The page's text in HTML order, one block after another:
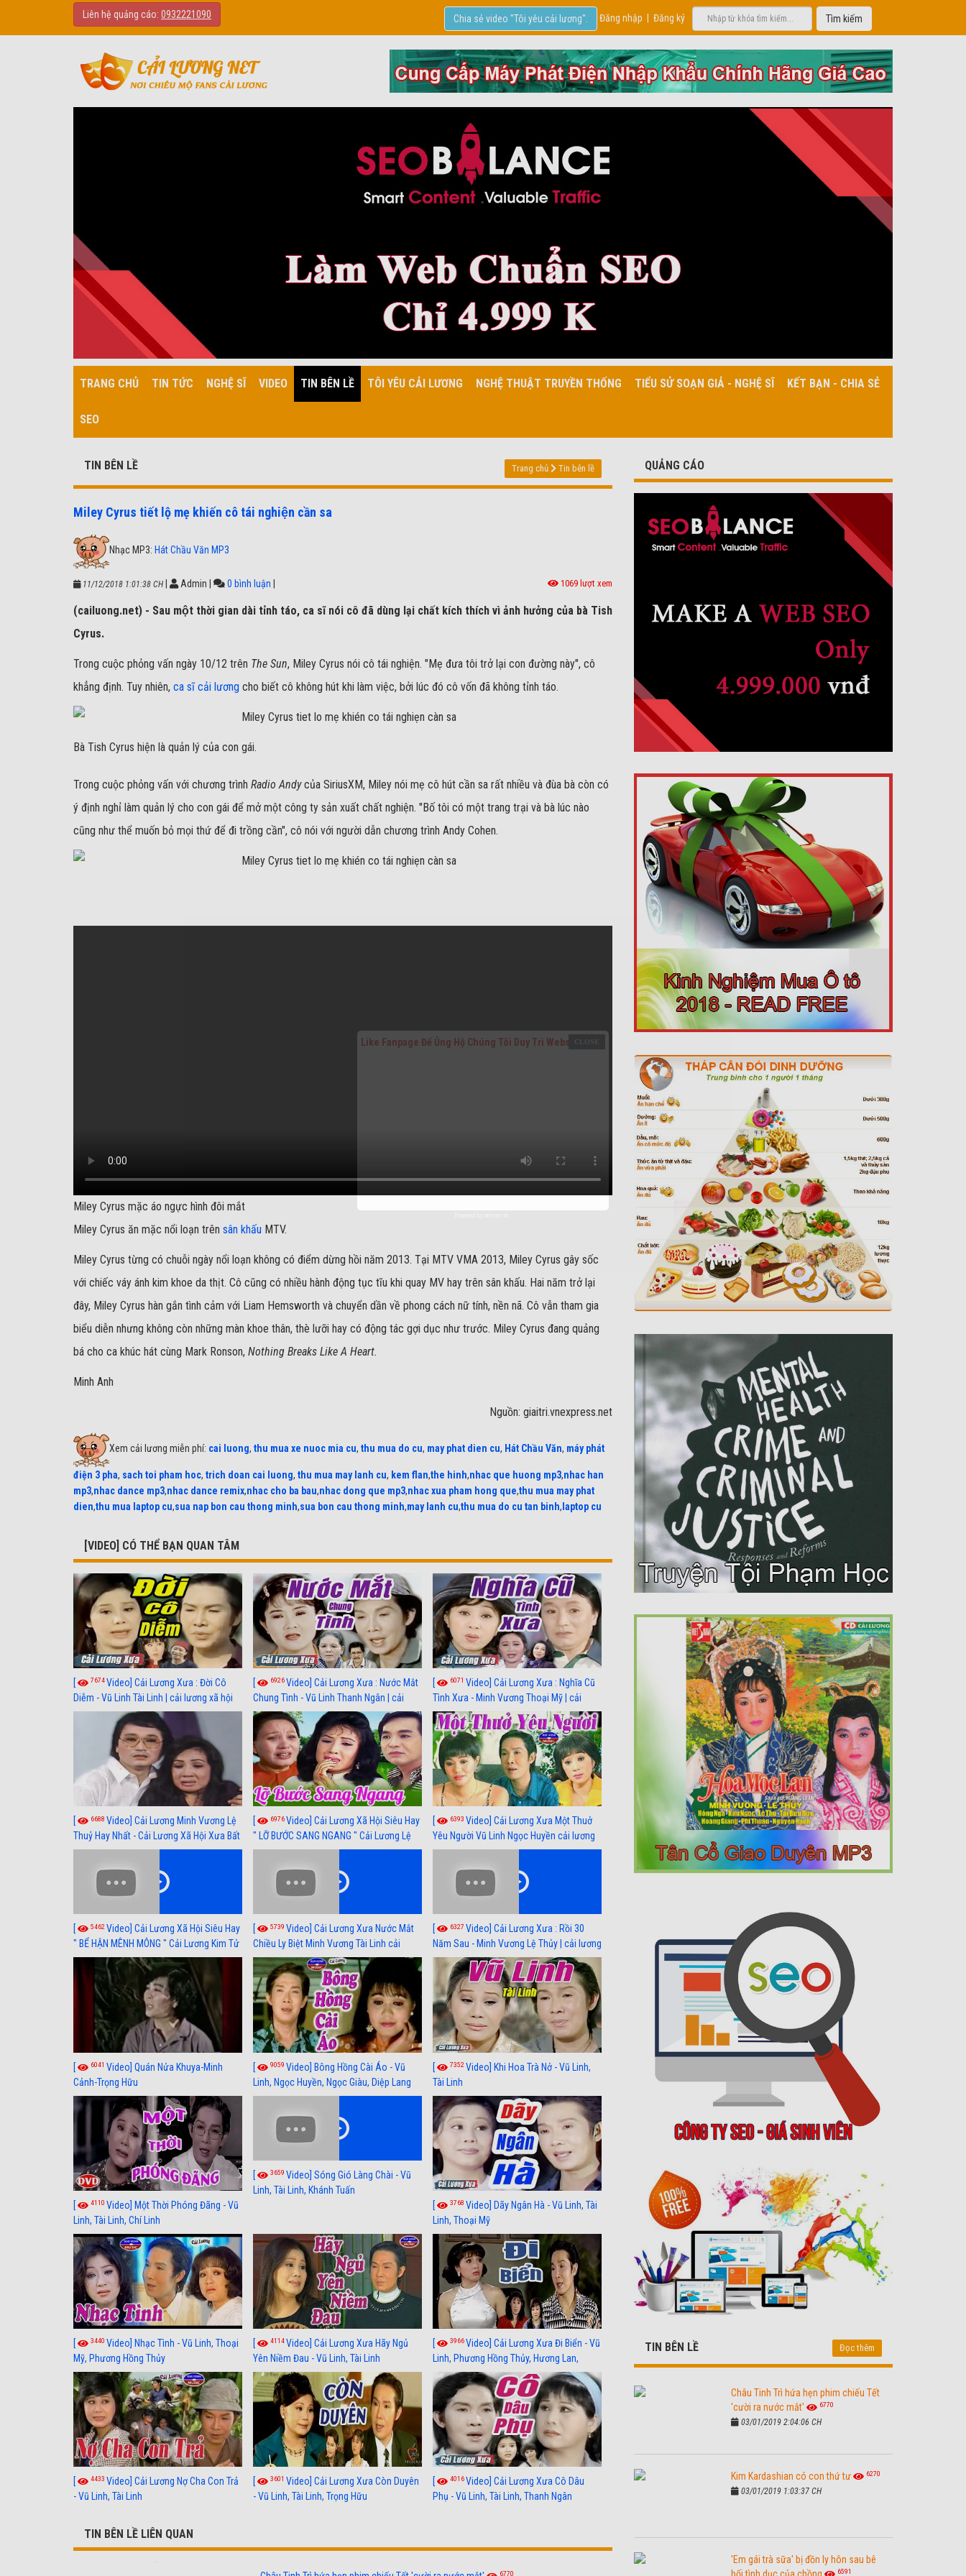
Liên hệ quảng cáo: 0932221090 Đăng nhập Đăng ký
Chia sẻ video "Tôi yêu cải lương".
TRANG CHỦ TIN TỨC NGHỆ SĨ VIDEO TIN BÊN LỀ TÔI YÊU CẢI LƯƠNG NGHỆ THUẬT TRUYỀN THỐNG TIỂU SỬ SOẠN GIẢ - NGHỆ SĨ KẾT BẠN - CHIA SẺ
SEO
TIN BÊN LỀ Trang chủ Tin bên lề
Miley Cyrus tiết lộ mẹ khiến cô tái nghiện cần sa
Nhạc MP3: Hát Chầu Văn MP3
11/12/2018 1:01:38 CH Admin 0 bình luận 1069 lượt xem
(cailuong.net) - Sau một thời gian dài tỉnh táo, ca sĩ nói cô đã dùng lại chất kích thích vì ảnh hưởng của bà Tish
Cyrus.
Trong cuộc phỏng vấn ngày 10/12 trên The Sun, Miley Cyrus nói cô tái nghiện. "Mẹ đưa tôi trở lại con đường này", cô
khẳng định. Tuy nhiên, ca sĩ cải lương cho biết cô không hút khi làm việc, bởi lúc đó cô vốn đã không tỉnh táo.
Bà Tish Cyrus hiện là quản lý của con gái.
Trong cuộc phỏng vấn với chương trình Radio Andycủa SiriusXM, Miley nói mẹ cô hút cần sa rất nhiều và đùa bà còn có
ý định nghỉ làm quản lý cho con gái để mở một công ty sản xuất chất nghiện. "Bố tôi có một trang trại và bà lúc nào
cũng như thể muốn bỏ mọi thứ để đi trồng cần", cô nói với người dẫn chương trình Andy Cohen.
Miley Cyrus mặc áo ngực hình đôi mắt
Miley Cyrus ăn mặc nổi loạn trên sân khấu MTV.
Miley Cyrus từng có chuỗi ngày nổi loạn không có điểm dừng hồi năm 2013. Tại MTV VMA 2013, Miley Cyrus gây sốc
với chiếc váy ánh kim khoe da thịt. Cô cũng có nhiều hành động tục tĩu khi quay MV hay trên sân khấu. Hai năm trở lại
đây, Miley Cyrus hàn gắn tình cảm với Liam Hemsworth và chuyển dần về phong cách nữ tính, nền nã. Cô vẫn tham gia
biểu diễn nhưng không còn những màn khoe thân, thè lưỡi hay có động tác gợi dục như trước. Miley Cyrus đang quảng
bá cho ca khúc hát cùng Mark Ronson, Nothing Breaks Like A Heart.
Minh Anh
Nguồn: giaitri.vnexpress.net
Xem cải lương miễn phí: cai luong, thu mua xe nuoc mia cu, thu mua do cu, may phat dien cu, Hát Chầu Văn, máy phát
điện 3 pha, sach toi pham hoc, trich doan cai luong, thu mua may lanh cu, kem flan,the hinh,nhac que huong mp3,nhac han
mp3,nhac dance mp3,nhac dance remix,nhac cho ba bau,nhac dong que mp3,nhac xua pham hong que,thu mua may phat
dien,thu mua laptop cu,sua nap bon cau thong minh,sua bon cau thong minh,may lanh cu,thu mua do cu tan binh, laptop cu
[VIDEO] CÓ THỂ BẠN QUAN TÂM
[ 7674Video] Cải Lương Xưa : Đời Cô
Diễm - Vũ Linh Tài Linh | cải lương xã hội
hay nhất
[ 6926Video] Cải Lương Xưa : Nước Mắt
Chung Tình - Vũ Linh Thanh Ngân | cải
lương xã hội hay nhất
[ 6071 Video] Cải Lương Xưa : Nghĩa Cũ
Tình Xưa - Minh Vương Thoại Mỹ | cải
lương xã hội hay nhất
[ 6688 Video] Cải Lương Minh Vương Lệ
Thuỷ Hay Nhất - Cải Lương Xã Hội Xưa Bất
Hủ
[ 6976Video] Cải Lương Xã Hội Siêu Hay
" LỠ BƯỚC SANG NGANG " Cải Lương Lệ
Thuỷ, Thanh Tuấn, Hồng Nga
[ 6393 Video] Cải Lương Xưa Một Thuở
Yêu Người Vũ Linh Ngọc Huyền cải lương
xã hội hay nhất
[ 5462 Video] Cải Lương Xã Hội Siêu Hay
" BỂ HẬN MÊNH MÔNG " Cải Lương Kim Tử
Long, Thanh Ngân Hay Nhất
[ 5739 Video] Cải Lương Xưa Nước Mắt
Chiều Ly Biệt Minh Vương Tài Linh cải
lương xã hội hay nhất
[ 6327 Video] Cải Lương Xưa : Rồi 30
Năm Sau - Minh Vương Lệ Thủy | cải lương
xã hội hay nhất
[ 6041 Video] Quán Nửa Khuya-Minh
Cảnh-Trọng Hữu
[ 9059 Video] Bông Hồng Cài Áo - Vũ
Linh, Ngọc Huyền, Ngọc Giàu, Diệp Lang
[ 7352 Video] Khi Hoa Trà Nở - Vũ Linh,
Tài Linh
[ 4110 Video] Một Thời Phóng Đãng - Vũ
Linh, Tài Linh, Chí Linh
[ 3659 Video] Sóng Gió Làng Chài - Vũ
Linh, Tài Linh, Khánh Tuấn
[
3768 Video] Dãy Ngân Hà - Vũ Linh, Tài
Linh, Thoại Mỹ
[ 3440 Video] Nhạc Tình - Vũ Linh, Thoại
Mỹ, Phương Hồng Thủy
[ 4114Video] Cải Lương Xưa Hãy Ngủ
Yên Niềm Đau - Vũ Linh, Tài Linh
[ 3966Video] Cải Lương Xưa Đi Biển - Vũ
Linh, Phương Hồng Thủy, Hương Lan,
Thanh Hằng
[ 4433 Video] Cải Lương Nợ Cha Con Trả
- Vũ Linh, Tài Linh
[ 3601 Video] Cải Lương Xưa Còn Duyên
- Vũ Linh, Tài Linh, Trọng Hữu
[ 4016Video] Cải Lương Xưa Cô Dâu
Phụ - Vũ Linh, Tài Linh, Thanh Ngân
TIN BÊN LỀ LIÊN QUAN
6770
QUẢNG CÁO
TIN BÊN LỀ Đọc thêm
Châu Tinh Trì hứa hẹn phim chiếu Tết
'cười ra nước mắt'
6770
03/01/2019 2:04:06 CH
Kim Kardashian có con thứ tư 6270
03/01/2019 1:03:37 CH
'Em gái trà sữa' bị đồn ly hôn sau bê
6591
Like Fanpage Để Ủng Hộ Chúng Tôi Duy Trì Website